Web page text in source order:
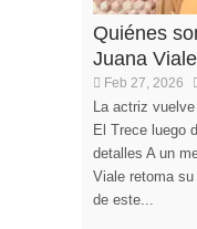
Quiénes
Juana
Feb 27, 2026
La actriz
El Trece luego
detalles A un
Viale retoma
de este...